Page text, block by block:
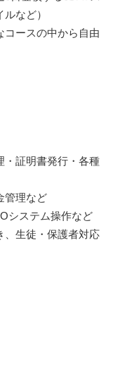
など）
ースの中から自由
証明書発行・各種
管理など
システム操作など
生徒・保護者対応